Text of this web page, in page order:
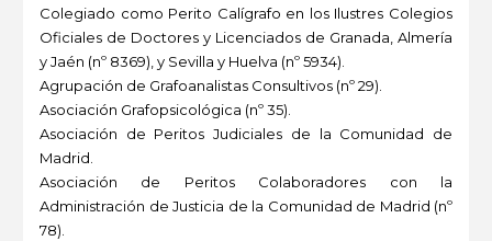
Colegiado como Perito Calígrafo en los Ilustres Colegios
Oficiales de Doctores y Licenciados de Granada, Almería
y Jaén (nº 8369), y Sevilla y Huelva (nº 5934).
Agrupación de Grafoanalistas Consultivos (nº 29).
Asociación Grafopsicológica (nº 35).
Asociación de Peritos Judiciales de la Comunidad de
Madrid.
Asociación de Peritos Colaboradores con la
Administración de Justicia de la Comunidad de Madrid (nº
78).